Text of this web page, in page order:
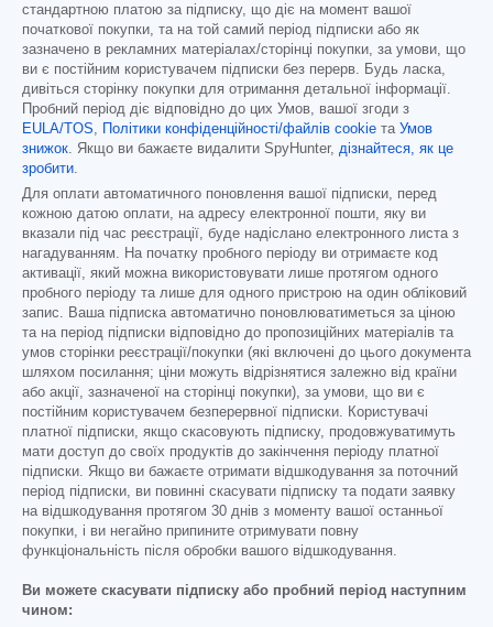
стандартною платою за підписку, що діє на момент вашої
початкової покупки, та на той самий період підписки або як
зазначено в рекламних матеріалах/сторінці покупки, за умови, що
ви є постійним користувачем підписки без перерв. Будь ласка,
дивіться сторінку покупки для отримання детальної інформації.
Пробний період діє відповідно до цих Умов, вашої згоди з
EULA/TOS
Політики конфіденційності/файлів cookie та Умов
знижок . Якщо ви бажаєте видалити SpyHunter, дізнайтеся, як це
зробити
Для оплати автоматичного поновлення вашої підписки, перед
кожною датою оплати, на адресу електронної пошти, яку ви
вказали під час реєстрації, буде надіслано електронного листа з
нагадуванням. На початку пробного періоду ви отримаєте код
активації, який можна використовувати лише протягом одного
пробного періоду та лише для одного пристрою на один обліковий
запис. Ваша підписка автоматично поновлюватиметься за ціною
та на період підписки відповідно до пропозиційних матеріалів та
умов сторінки реєстрації/покупки (які включені до цього документа
шляхом посилання; ціни можуть відрізнятися залежно від країни
або акції, зазначеної на сторінці покупки), за умови, що ви є
постійним користувачем безперервної підписки. Користувачі
платної підписки, якщо скасовують підписку, продовжуватимуть
мати доступ до своїх продуктів до закінчення періоду платної
підписки. Якщо ви бажаєте отримати відшкодування за поточний
період підписки, ви повинні скасувати підписку та подати заявку
на відшкодування протягом 30 днів з моменту вашої останньої
покупки, і ви негайно припините отримувати повну
функціональність після обробки вашого відшкодування.
Ви можете скасувати підписку або пробний період наступним
чином: